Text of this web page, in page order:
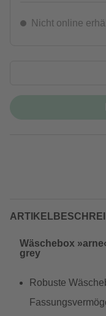
Nicht online
Wäschebox
grey
Robuste